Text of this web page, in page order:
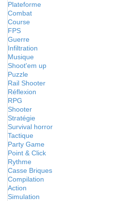
Plateforme
Combat
Course
FPS
Guerre
Infiltration
Musique
Shoot'em up
Puzzle
Rail Shooter
Réflexion
RPG
Shooter
Stratégie
Survival horror
Tactique
Party Game
Point & Click
Rythme
Casse Briques
Compilation
Action
Simulation